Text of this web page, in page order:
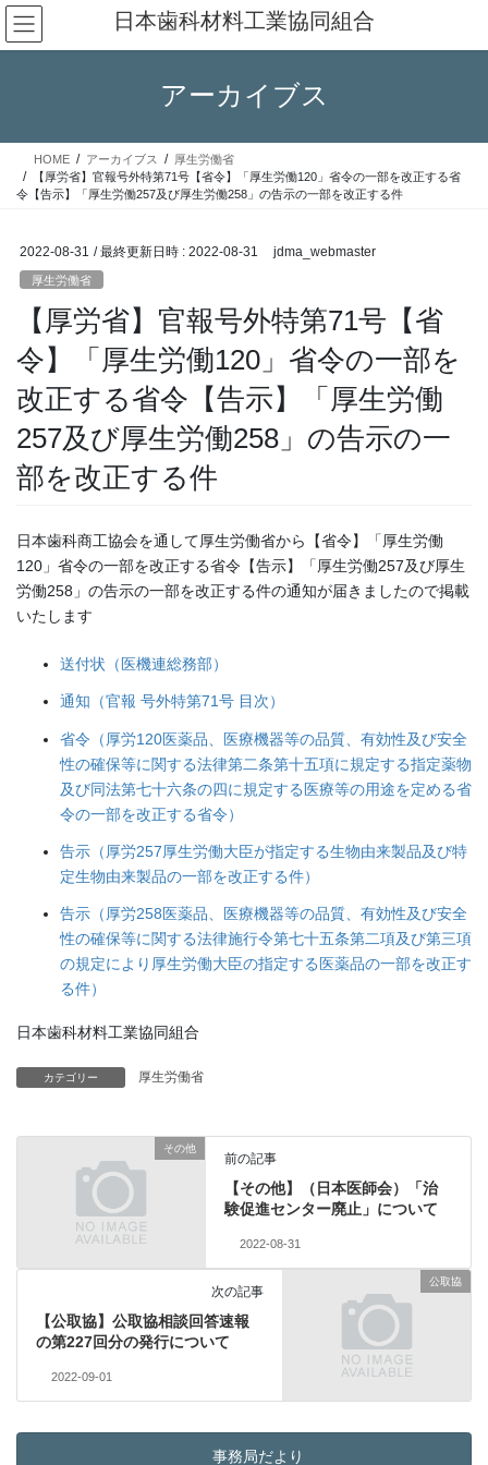
コ
ン
テ
ス
ナ
ビ
ゲ
ン
日本歯科材料工業協同組合
アーカイブス
HOME アーカイブス
厚生労働省
【厚労省】官報号外特第71号【省令】「厚生労働120」省令の一部を改正する省
令【告示】「厚生労働257及び厚生労働258」の告示の一部を改正する件
2022-08-31 / 最終更新日時 : 2022-08-31 jdma_webmaster
厚生労働省
【厚労省】官報号外特第71号【省
令】「厚生労働120」省令の一部を
改正する省令【告示】「厚生労働
257及び厚生労働258」の告示の一
部を改正する件
日本歯科商工協会を通して厚生労働省から【省令】「厚生労働
120」省令の一部を改正する省令【告示】「厚生労働257及び厚生
労働258」の告示の一部を改正する件の通知が届きましたので掲載
いたします
送付状（医機連総務部）
通知（官報 号外特第71号 目次）
省令（厚労120医薬品、医療機器等の品質、有効性及び安全
性の確保等に関する法律第二条第十五項に規定する指定薬物
及び同法第七十六条の四に規定する医療等の用途を定める省
令の一部を改正する省令）
告示（厚労257厚生労働大臣が指定する生物由来製品及び特
定生物由来製品の一部を改正する件）
告示（厚労258医薬品、医療機器等の品質、有効性及び安全
性の確保等に関する法律施行令第七十五条第二項及び第三項
の規定により厚生労働大臣の指定する医薬品の一部を改正す
る件）
日本歯科材料工業協同組合
カテゴリー 厚生労働省
その他
前の記事
【その他】（日本医師会）「治
験促進センター廃止」について
2022-08-31
公取協
次の記事
【公取協】公取協相談回答速報
の第227回分の発行について
2022-09-01
事務局だより